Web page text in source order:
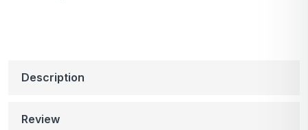
Description
Review